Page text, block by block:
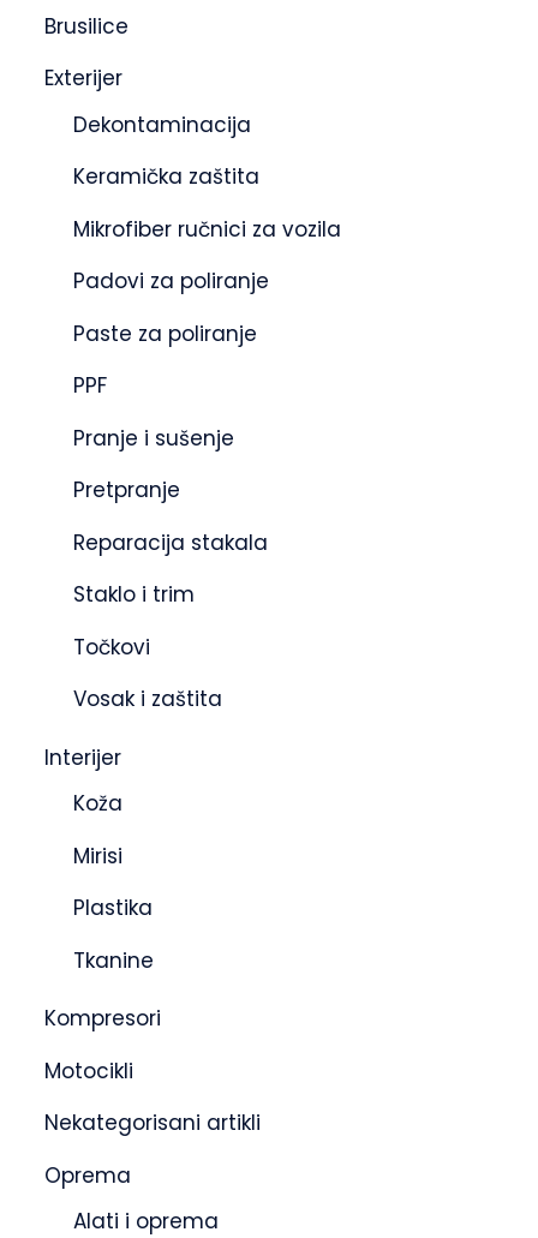
Brusilice
Exterijer
Dekontaminacija
Keramička zaštita
Mikrofiber ručnici za vozila
Padovi za poliranje
Paste za poliranje
PPF
Pranje i sušenje
Pretpranje
Reparacija stakala
Staklo i trim
Točkovi
Vosak i zaštita
Interijer
Koža
Mirisi
Plastika
Tkanine
Kompresori
Motocikli
Nekategorisani artikli
Oprema
Alati i oprema